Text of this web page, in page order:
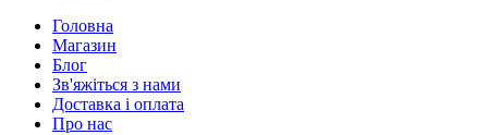
Головна
Магазин
Блог
Зв'яжіться з нами
Доставка і оплата
Про нас